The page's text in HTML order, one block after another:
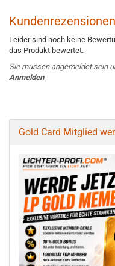
Kundenrezensionen
Leider sind noch keine
das Produkt bewertet.
Sie müssen angemeldet sein
Anmelden
Gold Card Mitglied